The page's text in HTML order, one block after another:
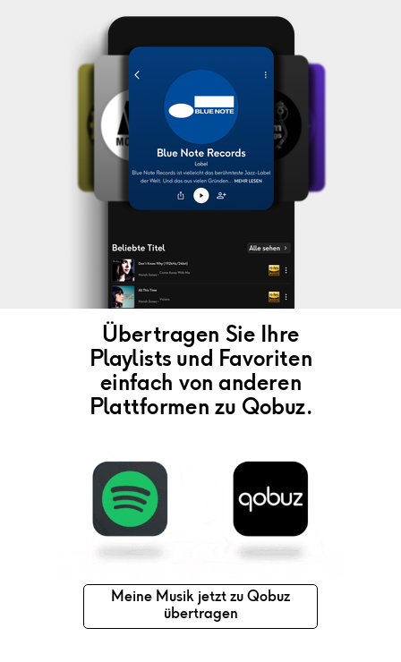
Übertragen Sie Ihre
Playlists und Favoriten
einfach von anderen
Plattformen zu Qobuz.
Meine Musik jetzt zu Qobuz
übertragen